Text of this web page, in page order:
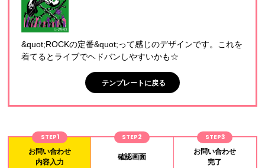
&quot;ROCKの定番&quot;って感じのデザインです。これを
着てるとライブでヘドバンしやすいかも☆
テンプレートに戻る
STEP1
お問い合わせ
内容入力
STEP2
確認画面
STEP3
お問い合わせ
完了